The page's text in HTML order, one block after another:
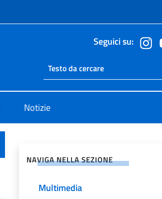
Seguici su:
Ricerca sito
Cerca nel sito
Notizie
NAVIGA NELLA SEZIONE
Multimedia